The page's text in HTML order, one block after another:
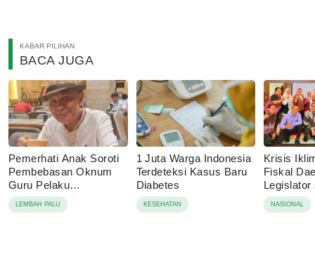
KABAR PILIHAN
BACA JUGA
Pemerhati Anak Soroti
Pembebasan Oknum
Guru Pelaku
Pencabulan, Desak
Proses Hukum
LEMBAH PALU
1 Juta Warga Indonesia
Terdeteksi Kasus Baru
Diabetes
KESEHATAN
Krisis
Fiskal
Legislator
Dorong
NASIONAL